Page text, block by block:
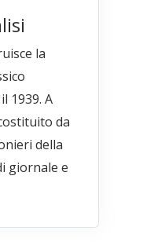
la
1939. A
da
della
giornale e